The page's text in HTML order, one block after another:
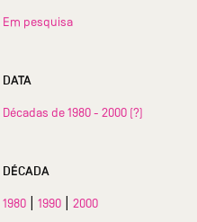
Em pesquisa
DATA
Décadas de 1980 - 2000 (?)
DÉCADA
1980 1990 2000